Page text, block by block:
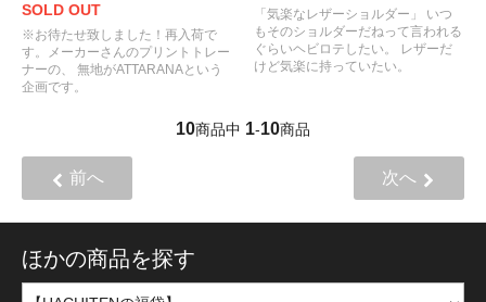
SOLD OUT
※お待たせ致しました！再入荷で
す。メーカーさんのプリントトレー
ナーの、 無地がATTARANAという
企画です。
「気楽なレザーショルダー」 いつ
もそのショルダーだねって言われる
ぐらいヘビロテしたい。 レザーだ
けど気楽に持っていたい。
10商品中 1-10商品
前へ 次へ
ほかの商品を探す